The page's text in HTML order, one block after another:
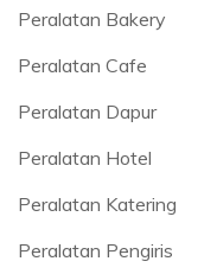
Peralatan Bakery
Peralatan Cafe
Peralatan Dapur
Peralatan Hotel
Peralatan Katering
Peralatan Pengiris